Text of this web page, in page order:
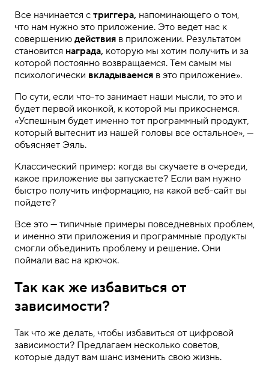
Все начинается с триггера, напоминающего о том,
что нам нужно это приложение. Это ведет нас к
совершению действия в приложении. Результатом
становится награда, которую мы хотим получить и за
которой постоянно возвращаемся. Тем самым мы
психологически вкладываемся в это приложение».
По сути, если что-то занимает наши мысли, то это и
будет первой иконкой, к которой мы прикоснемся.
«Успешным будет именно тот программный продукт,
который вытеснит из нашей головы все остальное», —
объясняет Эяль.
Классический пример: когда вы скучаете в очереди,
какое приложение вы запускаете? Если вам нужно
быстро получить информацию, на какой веб-сайт вы
пойдете?
Все это — типичные примеры повседневных проблем,
и именно эти приложения и программные продукты
смогли объединить проблему и решение. Они
поймали вас на крючок.
Так как же избавиться от
зависимости?
Так что же делать, чтобы избавиться от цифровой
зависимости? Предлагаем несколько советов,
которые дадут вам шанс изменить свою жизнь.